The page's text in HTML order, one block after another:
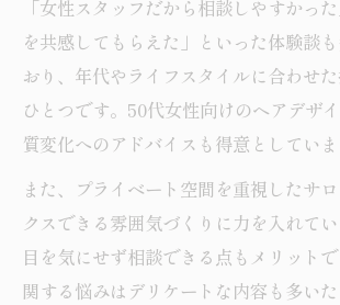
「女性スタッフだから相談しやすかっ
を共感してもらえた」といった体験談
おり、年代やライフスタイルに合わせ
ひとつです。50代女性向けのヘアデザ
質変化へのアドバイスも得意としていま
また、プライベート空間を重視したサ
クスできる雰囲気づくりに力を入れて
目を気にせず相談できる点もメリット
関する悩みはデリケートな内容も多い